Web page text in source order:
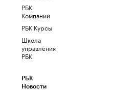
РБК
Компании
РБК Курсы
Школа
управления
РБК
РБК
Новости